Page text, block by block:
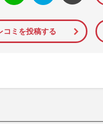
マーク
コミを投稿する